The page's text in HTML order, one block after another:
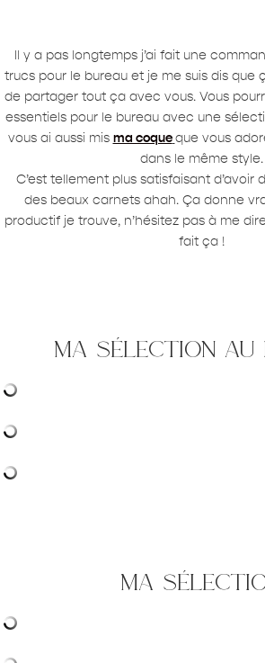
Il y a pas longtemps j’ai fait une
trucs pour le bureau et je me suis dis que
de partager tout ça avec vous. Vous
essentiels pour le bureau avec une
vous ai aussi mis ma coque que vous
dans le même style.
C’est tellement plus satisfaisant d’avoir
des beaux carnets ahah. Ça donne
productif je trouve, n’hésitez pas à me
fait ça !
ma sélection au
ma